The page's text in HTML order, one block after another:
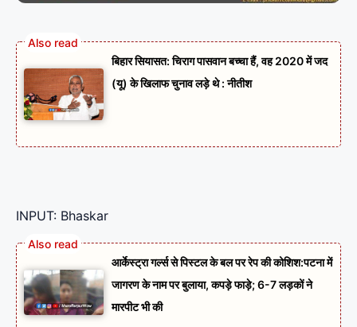
बिहार सियासत: चिराग पासवान बच्चा हैं, वह 2020 में जद
(यू) के खिलाफ चुनाव लड़े थे : नीतीश
INPUT: Bhaskar
आर्केस्ट्रा गर्ल्स से पिस्टल के बल पर रेप की कोशिश:पटना में
जागरण के नाम पर बुलाया, कपड़े फाड़े; 6-7 लड़कों ने
मारपीट भी की